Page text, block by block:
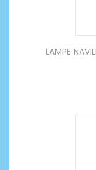
LAMPE